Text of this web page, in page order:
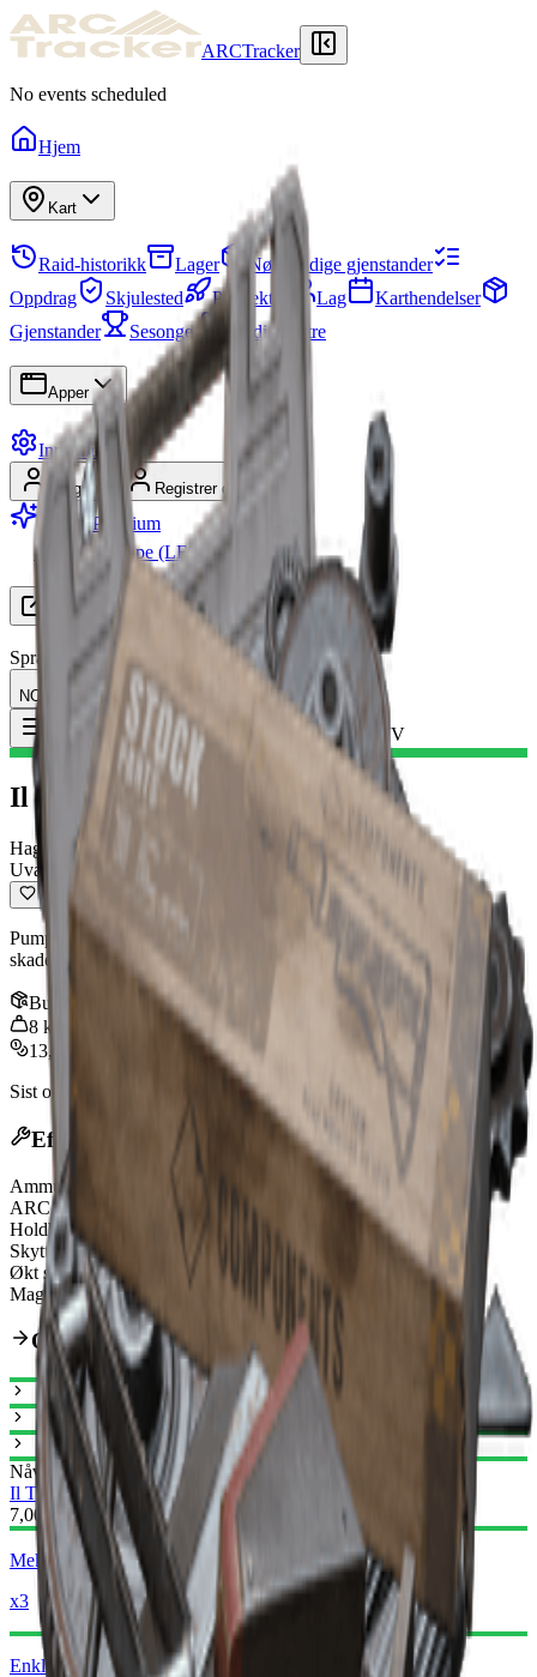
ARCTracker
No events scheduled
Hjem
Kart
Raid-historikk Lager
Nødvendige gjenstander
Oppdrag
Skjulested Prosjekter Lag
Karthendelser
Gjenstander
Sesonger Ferdighetstre
Apper
Innstillinger
Logg inn Registrer deg
Gå for Premium
Ser etter gruppe (LFG)
Ressurser
Språk
NO Norsk
Toggle Menu Gjenstand:Il Toro IV
Il Toro IV
Hagle
Uvanlig
Pumpeshotgun med stor kulespredning, kraftig falloff og høy
skadeeffekt.
Bunke
8 kg
13,000
Sist oppdatert
Effekter
Ammunisjonstype
Shotgun Ammo
ARC rustningspenetrering
Holdbarhet
Skyttemodus
Pump-Action
Økt skuddfrekvens
Magasinstørrelse8
Oppgraderingsvei
Nåværende
Il Toro I
Il Toro II
7,000
Mekaniske komponenter
x3
Enkle våpendeler